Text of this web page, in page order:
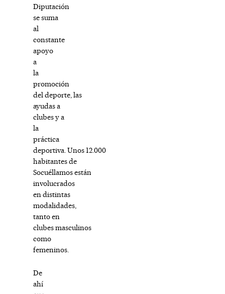
Diputación
se suma
al
constante
apoyo
a
la
promoción
del deporte, las
ayudas a
clubes y a
la
práctica
deportiva. Unos 12.000
habitantes de
Socuéllamos están
involucrados
en distintas
modalidades,
tanto en
clubes masculinos
como
femeninos.
De
ahí